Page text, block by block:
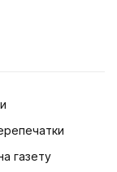
газету